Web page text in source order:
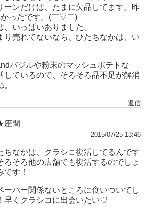
ーンだけは、たまに欠品してます。昨
かったです。(￣▽￣)
、いっぱいありました。
り売れてないなら、ひたちなかは、い
バジルや粉末のマッシュポテトな
しているので、そろそろ品不足が解消
返信
座間
2015/07/25 13:46
ちなかは、クラシコ復活してるんです
ろそろ他の店舗でも復活するのでしょ
す！
ーパー関係ないところに食いついてし
早くクラシコに出会いたい♡